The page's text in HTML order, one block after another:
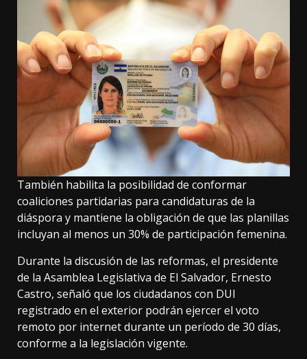
También habilita la posibilidad de conformar
coaliciones partidarias para candidaturas de la
diáspora y mantiene la obligación de que las planillas
incluyan al menos un 30% de participación femenina.
Durante la discusión de las reformas, el presidente
de la Asamblea Legislativa de El Salvador, Ernesto
Castro, señaló que los ciudadanos con DUI
registrado en el exterior podrán ejercer el voto
remoto por internet durante un período de 30 días,
conforme a la legislación vigente.